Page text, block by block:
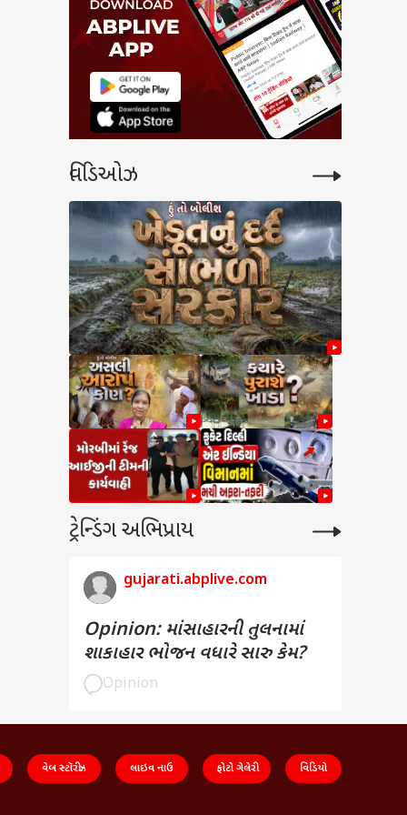
વિડિઓઝ
ટ્રેન્ડિંગ અભિપ્રાય
gujarati.abplive.com
Opinion: માંસાહારની તુલનામાં
શાકાહાર ભોજન વધારે સારુ કેમ?
Opinion
વેબ સ્ટૉરીઝ લાઇવ નાઉ ફોટો ગેલેરી વિડિયો